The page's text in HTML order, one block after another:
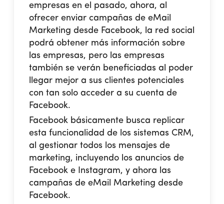
empresas en el pasado, ahora, al
ofrecer enviar campañas de eMail
Marketing desde Facebook, la red social
podrá obtener más información sobre
las empresas, pero las empresas
también se verán beneficiadas al poder
llegar mejor a sus clientes potenciales
con tan solo acceder a su cuenta de
Facebook.
Facebook básicamente busca replicar
esta funcionalidad de los sistemas CRM,
al gestionar todos los mensajes de
marketing, incluyendo los anuncios de
Facebook e Instagram, y ahora las
campañas de eMail Marketing desde
Facebook.